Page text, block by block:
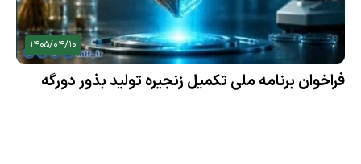
فراخوان برنامه ملی تکمیل زنجیره تولید بذور دورگه
1405/04/10